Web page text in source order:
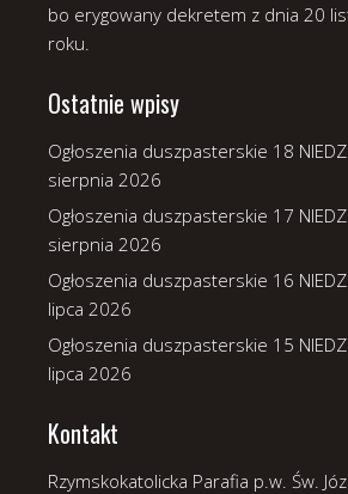
bo erygowany dekretem z dnia 20
roku.
Ostatnie wpisy
Ogłoszenia duszpasterskie 18
sierpnia 2026
Ogłoszenia duszpasterskie 17
sierpnia 2026
Ogłoszenia duszpasterskie 16
lipca 2026
Ogłoszenia duszpasterskie 15
lipca 2026
Kontakt
Rzymskokatolicka Parafia p.w. Św.